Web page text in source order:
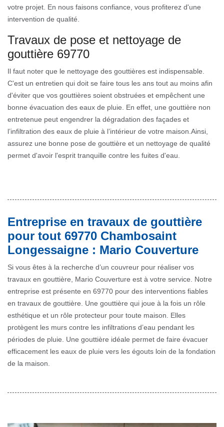
votre projet. En nous faisons confiance, vous profiterez d'une
intervention de qualité.
Travaux de pose et nettoyage de
gouttière 69770
Il faut noter que le nettoyage des gouttières est indispensable.
C'est un entretien qui doit se faire tous les ans tout au moins afin
d'éviter que vos gouttières soient obstruées et empêchent une
bonne évacuation des eaux de pluie. En effet, une gouttière non
entretenue peut engendrer la dégradation des façades et
l’infiltration des eaux de pluie à l’intérieur de votre maison.Ainsi,
assurez une bonne pose de gouttière et un nettoyage de qualité
permet d'avoir l'esprit tranquille contre les fuites d'eau.
Entreprise en travaux de gouttière
pour tout 69770 Chambosaint
Longessaigne : Mario Couverture
Si vous êtes à la recherche d’un couvreur pour réaliser vos
travaux en gouttière, Mario Couverture est à votre service. Notre
entreprise est présente en 69770 pour des interventions fiables
en travaux de gouttière. Une gouttière qui joue à la fois un rôle
esthétique et un rôle protecteur pour toute maison. Elles
protègent les murs contre les infiltrations d’eau pendant les
périodes de pluie. Une gouttière idéale permet de faire évacuer
efficacement les eaux de pluie vers les égouts loin de la fondation
de la maison.